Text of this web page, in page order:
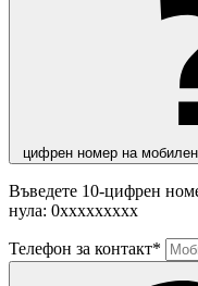
цифрен номер на
Въведете 10-цифрен
нула: 0ххххххххх
Телефон за контакт*